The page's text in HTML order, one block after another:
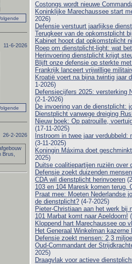
Costongs wordt nieuwe
Koninklijke Marechaussee start
2026)
Defensie verstuurt jaarlijkse
Terugkeer van de opkomstplicht
Kabinet hoopt dat opkomstplicht
Roep om dienstplicht-light: wat
Herinvoering dienstplicht krijgt
Blijft onze defensie op sterkte
Frankrijk lanceert vrijwillige
Kroatië voert na bijna twintig jaar
1-2026)
Defensiecijfers 2025: versterking
(2-1-2026)
De invoering van de dienstplicht:
Dienstplicht vanwege dreiging
Nieuw boek: Op patrouille,
(17-11-2025)
Instroom in twee jaar
(3-11-2025)
Koningin Máxima doet
2025)
Duitse coalitiepartijen ruziën over
Defensie zoekt duizenden
CDA wil dienstplicht herinvoeren
103 en 104 Maresk komen terug.
Praat mee: Moeten Nederlandse
de dienstplicht? (4-7-2025)
Pieter-Christiaan aan het werk bij
101 Marbat komt naar Apeldoorn!
Kloppend hart Marechaussee op
Het Generaal Winkelman
Defensie zoekt mensen: 2,3
Oud-Commandant der
2025)
Draagvlak voor actieve
11-6-2026
2026
Brus,